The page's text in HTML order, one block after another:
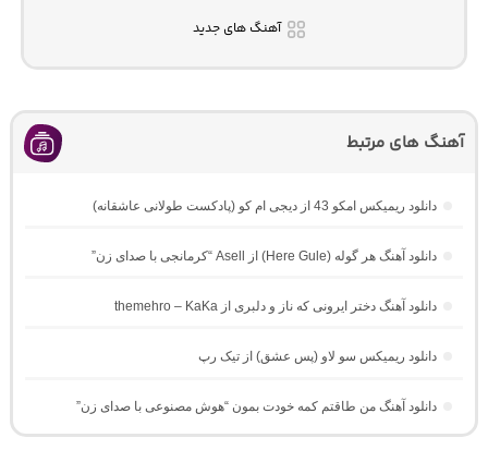
آهنگ های جدید
آهنگ های مرتبط
دانلود ریمیکس امکو 43 از دیجی ام کو (پادکست طولانی عاشقانه)
دانلود آهنگ هر گوله (Here Gule) از Asell “کرمانجی با صدای زن”
دانلود آهنگ دختر ایرونی که ناز و دلبری از themehro – KaKa
دانلود ریمیکس سو لاو (پس عشق) از تیک رپ
دانلود آهنگ من طاقتم کمه خودت بمون “هوش مصنوعی با صدای زن”